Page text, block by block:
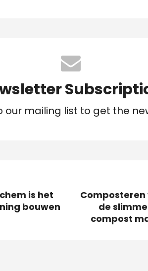
our mailing list to get the
is het
bouwen
de
compost